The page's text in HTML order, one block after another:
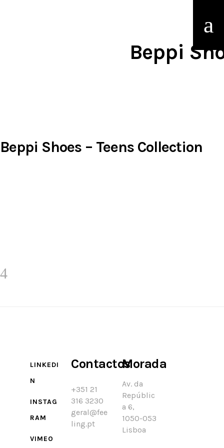
Beppi
Beppi Shoes – Teens Collection
LINKEDI
N
INSTAG
RAM
VIMEO
Contactos
+351 21
316 3230
geral@fee
ling.pt
Morada
Av. da
Repúblic
a 6,
1050-053
Lisboa